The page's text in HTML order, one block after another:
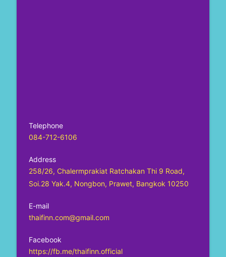
Telephone
084-712-6106
Address
258/26, Chalermprakiat Ratchakan Thi 9 Road,
Soi.28 Yak.4, Nongbon, Prawet, Bangkok 10250
E-mail
thaifinn.com@gmail.com
Facebook
https://fb.me/thaifinn.official